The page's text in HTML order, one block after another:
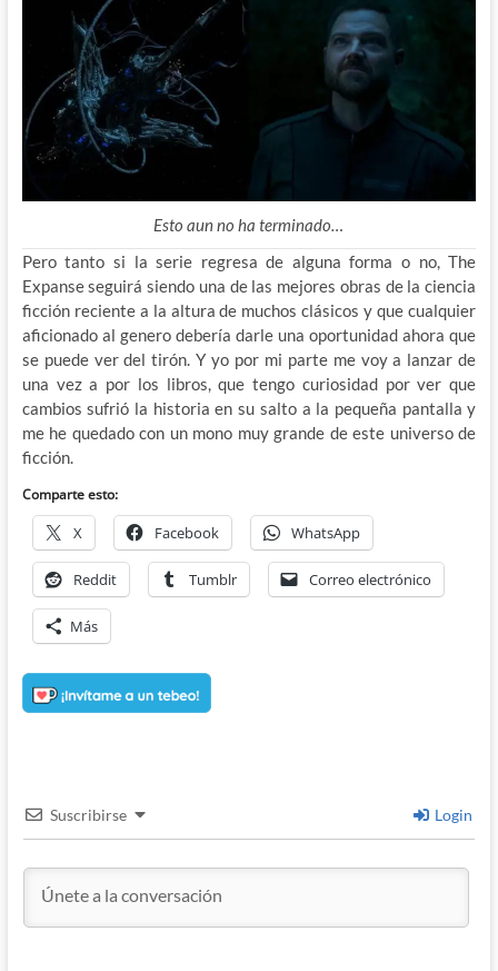
Esto aun no ha terminado…
Pero tanto si la serie regresa de alguna forma o no, The
Expanse seguirá siendo una de las mejores obras de la ciencia
ficción reciente a la altura de muchos clásicos y que cualquier
aficionado al genero debería darle una oportunidad ahora que
se puede ver del tirón. Y yo por mi parte me voy a lanzar de
una vez a por los libros, que tengo curiosidad por ver que
cambios sufrió la historia en su salto a la pequeña pantalla y
me he quedado con un mono muy grande de este universo de
ficción.
Comparte esto:
X Facebook WhatsApp
Reddit Tumblr Correo electrónico
Más
Suscribirse Login